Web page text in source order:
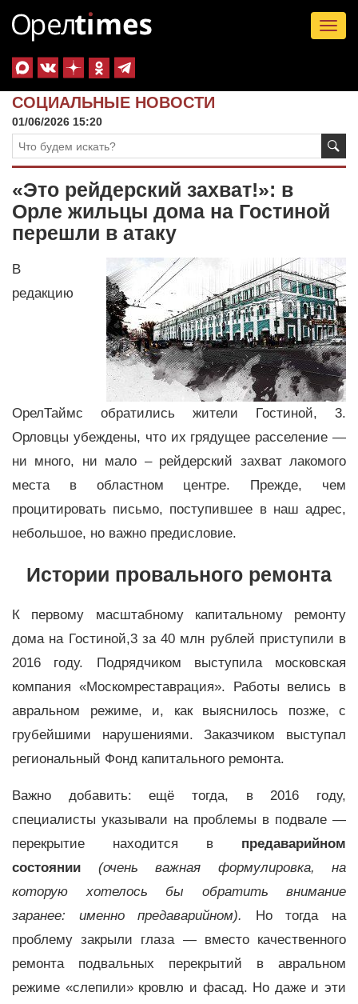
СОЦИАЛЬНЫЕ НОВОСТИ
01/06/2026 15:20
«Это рейдерский захват!»: в
Орле жильцы дома на Гостиной
перешли в атаку
В
редакцию
ОрелТаймс обратились жители Гостиной, 3.
Орловцы убеждены, что их грядущее расселение —
ни много, ни мало – рейдерский захват лакомого
места в областном центре. Прежде, чем
процитировать письмо, поступившее в наш адрес,
небольшое, но важно предисловие.
Истории провального ремонта
К первому масштабному капитальному ремонту
дома на Гостиной,3 за 40 млн рублей приступили в
2016 году. Подрядчиком выступила московская
компания «Москомреставрация». Работы велись в
авральном режиме, и, как выяснилось позже, с
грубейшими нарушениями. Заказчиком выступал
региональный Фонд капитального ремонта.
Важно добавить: ещё тогда, в 2016 году,
специалисты указывали на проблемы в подвале —
перекрытие находится в предаварийном
состоянии (очень важная формулировка, на
которую хотелось бы обратить внимание
заранее: именно предаварийном).
Но тогда на
проблему закрыли глаза — вместо качественного
ремонта подвальных перекрытий в авральном
режиме «слепили» кровлю и фасад. Но даже и эти